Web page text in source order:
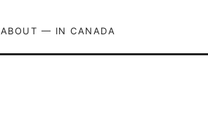
ABOUT — IN CANADA